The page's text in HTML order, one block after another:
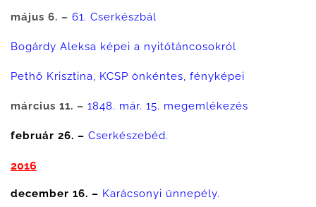
május 6. – 61. Cserkészbál
Bogárdy Aleksa képei a nyitótáncosokról
Pethő Krisztina, KCSP önkéntes, fényképei
március 11. – 1848. már. 15. megemlékezés
február 26. – Cserkészebéd.
2016
december 16. – Karácsonyi ünnepély.